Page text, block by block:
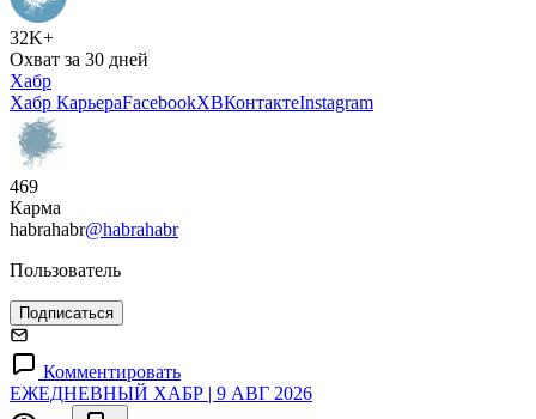
32K+
Охват за 30 дней
Хабр
Хабр КарьераFacebookXВКонтактеInstagram
469
Карма
habrahabr@habrahabr
Пользователь
Подписаться
Комментировать
ЕЖЕДНЕВНЫЙ ХАБР | 9 АВГ 2026